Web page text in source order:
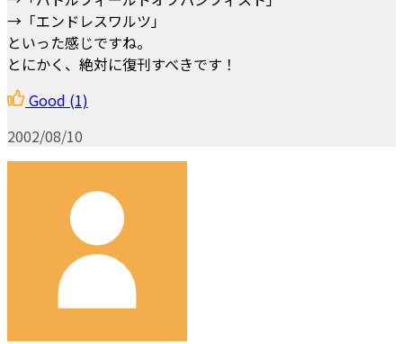
→「エンドレスワルツ」
といった感じですね。
とにかく、絶対に復刊すべきです！
Good (1)
2002/08/10